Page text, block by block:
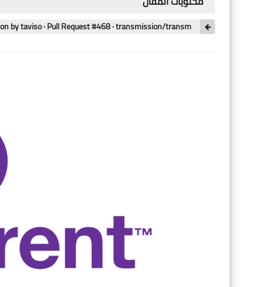
by taviso · Pull Request #468 · transmission/transm...